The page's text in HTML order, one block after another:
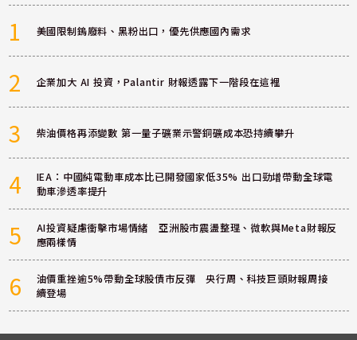
1 美國限制鎢廢料、黑粉出口，優先供應國內需求
2 企業加大 AI 投資，Palantir 財報透露下一階段在這裡
3 柴油價格再添變數 第一量子礦業示警銅礦成本恐持續攀升
4
IEA：中國純電動車成本比已開發國家低35% 出口勁增帶動全球電
動車滲透率提升
5
AI投資疑慮衝擊市場情緒 亞洲股市震盪整理、微軟與Meta財報反
應兩樣情
6
油價重挫逾5%帶動全球股債市反彈 央行周、科技巨頭財報周接
續登場